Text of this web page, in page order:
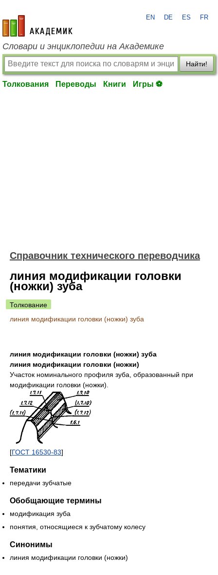
academic.ru
EN DE ES FR
Словари и энциклопедии на Академике
Найти!
Толкования Переводы Книги Игры ⚽
Справочник технического переводчика
линия модификации головки
(ножки) зуба
Толкование
линия модификации головки (ножки) зуба
линия модификации головки (ножки) зуба
линия модификации головки (ножки)
Участок номинального профиля зуба, образованный при
модификации головки (ножки).
[ГОСТ 16530-83]
Тематики
передачи зубчатые
Обобщающие термины
модификация зуба
понятия, относящиеся к зубчатому колесу
Синонимы
линия модификации головки (ножки)